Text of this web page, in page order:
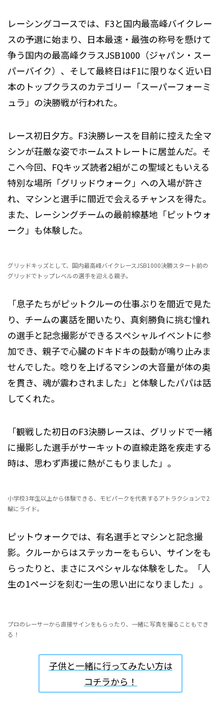
レーシングコースでは、F3と国内最高峰バイクレー
スの予選に始まり、日本最速・最強の称号を懸けて
争う国内の最高峰クラスJSB1000（ジャパン・スー
パーバイク）、そして最終日はF1に限りなく近い日
本のトップクラスのカテゴリー「スーパーフォーミ
ュラ」の決勝戦が行われた。
レース初日夕方。F3決勝レースを目前に控えた全マ
シンが荘厳な姿でホームストレートに居並んだ。そ
こへ今回、FQキッズ読者2組がこの聖域ともいえる
特別な場所「グリッドウォーク」への入場が許さ
れ、マシンと選手に間近で会えるチャンスを得た。
また、レーシングチームの最前線基地「ピットウォ
ーク」も体験した。
グリッドキッズとして、国内最高峰バイクレースJSB1000決勝スタート前の
グリッドでトップレベルの選手を迎える親子。
「息子たちがピットクルーの仕事ぶりを間近で見た
り、チームの裏話を聞いたり、真剣勝負に挑む憧れ
の選手と記念撮影ができるスペシャルイベントに参
加でき、親子で心臓のドキドキの鼓動が鳴り止みま
せんでした。唸りを上げるマシンの大音量が体の奥
を貫き、魂が震わされました」と体験したパパは話
してくれた。
「観戦した初日のF3決勝レースは、グリッドで一緒
に撮影した選手がサーキットの直線走路を疾走する
時は、思わず声援に熱がこもりました」。
小学校3年生以上から体験できる、モビパークを代表するアトラクションで2
輪にライド。
ピットウォークでは、有名選手とマシンと記念撮
影。クルーからはステッカーをもらい、サインをも
らったりと、まさにスペシャルな体験をした。「人
生の1ページを刻む一生の思い出になりました」。
プロのレーサーから直接サインをもらったり、一緒に写真を撮ることもでき
る！
子供と一緒に行ってみたい方は
コチラから！